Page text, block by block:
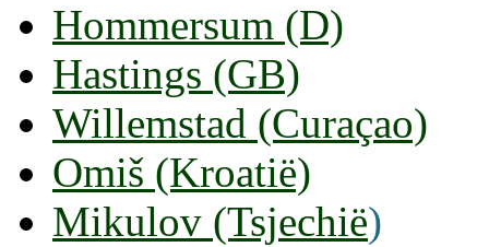
Hommersum (D)
Hastings (GB)
Willemstad (Curaçao)
Omiš (Kroatië)
Mikulov (Tsjechië)